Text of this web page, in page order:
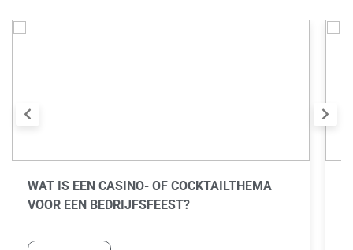
WAT IS EEN CASINO- OF COCKTAILTHEMA
VOOR EEN BEDRIJFSFEEST?